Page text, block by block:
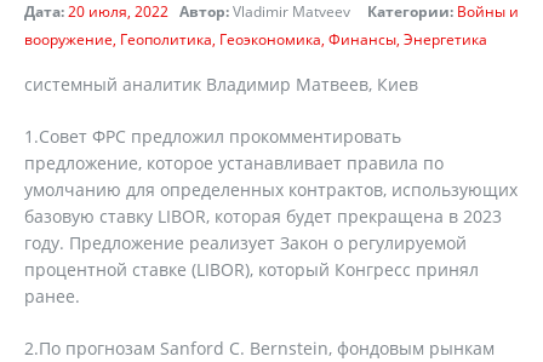
Дата:20 июля, 2022 Автор:Vladimir Matveev Категории: Войны и
вооружение Геополитика Геоэкономика Финансы Энергетика
системный аналитик Владимир Матвеев, Киев
1.Совет ФРС предложил прокомментировать
предложение, которое устанавливает правила по
умолчанию для определенных контрактов, использующих
базовую ставку LIBOR, которая будет прекращена в 2023
году. Предложение реализует Закон о регулируемой
процентной ставке (LIBOR), который Конгресс принял
ранее.
2.По прогнозам Sanford C. Bernstein, фондовым рынкам